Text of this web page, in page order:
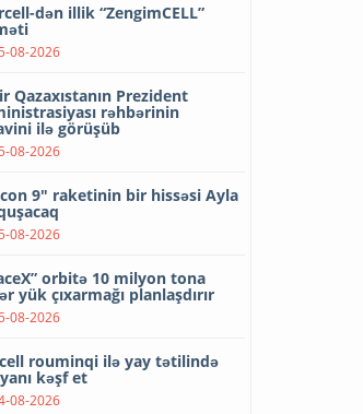
dən illik “ZengimCELL”
08-2026
Qazaxıstanın Prezident
rəhbərinin
ilə görüşüb
08-2026
9" raketinin bir hissəsi Ayla
08-2026
orbitə 10 milyon tona
yük çıxarmağı planlaşdırır
08-2026
rouminqi ilə yay tətilində
kəşf et
08-2026